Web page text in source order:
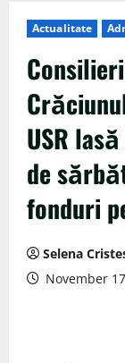
Actualitate
USR
de
fonduri
Selena
November